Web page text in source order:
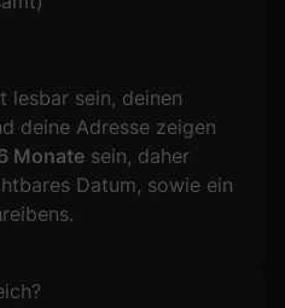
lesbar sein, deinen
deine Adresse zeigen
Monate sein, daher
Datum, sowie ein